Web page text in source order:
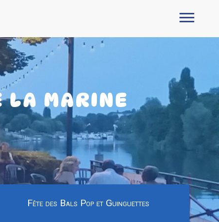
MARINE
Fête des Bals Pop et Guinguettes